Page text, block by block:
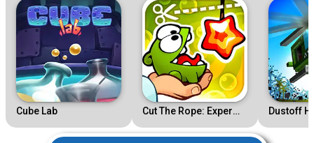
Cube Lab Cut The Rope: Experiments Dustoff